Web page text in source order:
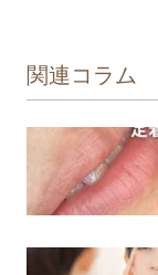
関連コラム